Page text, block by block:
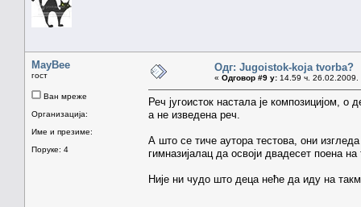
MayBee
гост
Ван мреже
Организација:
Име и презиме:
Поруке: 4
Одг: Jugoistok-koja tvorba?
« Одговор #9 у: 14.59 ч. 26.02.2009.
Реч југоисток настала је композицијом, о
а не изведена реч.
А што се тиче аутора тестова, они
гимназијалац да освоји двадесет поена
Није ни чудо што деца неће да иду на